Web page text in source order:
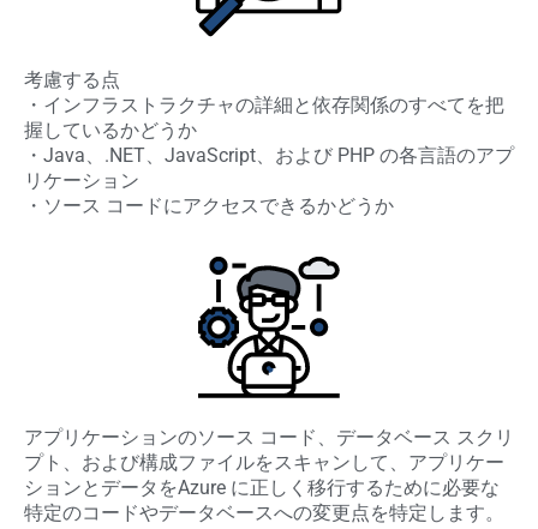
考慮する点
・インフラストラクチャの詳細と依存関係のすべてを把
握しているかどうか
・Java、.NET、JavaScript、および PHP の各言語のアプ
リケーション
・ソース コードにアクセスできるかどうか
アプリケーションのソース コード、データベース スクリ
プト、および構成ファイルをスキャンして、アプリケー
ションとデータをAzure に正しく移行するために必要な
特定のコードやデータベースへの変更点を特定します。